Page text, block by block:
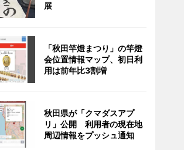
展
「秋田竿燈まつり」の竿燈
会位置情報マップ、初日利
用は前年比3割増
秋田県が「クマダスアプ
リ」公開 利用者の現在地
周辺情報をプッシュ通知